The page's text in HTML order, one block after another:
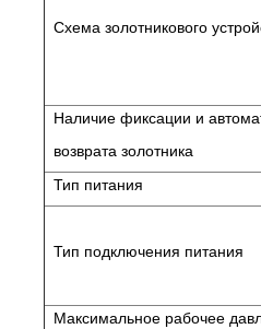
Схема золотникового
Наличие фиксации и
возврата золотника
Тип питания
Тип подключения питания
Максимальное рабочее